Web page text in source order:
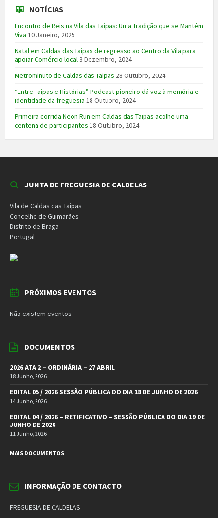
NOTÍCIAS
Encontro de Reis na Vila das Taipas: Uma Tradição que se Mantém
Viva 10 Janeiro, 2025
Natal em Caldas das Taipas de regresso ao Centro da Vila para
apoiar Comércio local3 Dezembro, 2024
Metrominuto de Caldas das Taipas 28 Outubro, 2024
“Entre Taipas e Histórias” Podcast pioneiro dá voz à memória e
identidade da freguesia 18 Outubro, 2024
Primeira corrida Neon Run em Caldas das Taipas acolhe uma
centena de participantes 18 Outubro, 2024
JUNTA DE FREGUESIA DE CALDELAS
Vila de Caldas das Taipas
Concelho de Guimarães
Distrito de Braga
Portugal
PRÓXIMOS EVENTOS
Não existem eventos
DOCUMENTOS
2026 ATA 2 – ORDINÁRIA – 27 ABRIL
18 Junho, 2026
EDITAL 05 / 2026 SESSÃO PÚBLICA DO DIA 18 DE JUNHO DE 2026
14 Junho, 2026
EDITAL 04 / 2026 – RETIFICATIVO – SESSÃO PÚBLICA DO DIA 19 DE
JUNHO DE 2026
11 Junho, 2026
MAIS DOCUMENTOS
INFORMAÇÃO DE CONTACTO
FREGUESIA DE CALDELAS